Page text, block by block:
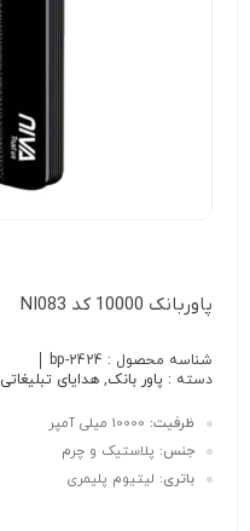
پاوربانک 10000 کد NI083
شناسه محصول : bp-2424
دسته : پاور بانک, هدایای تبلیغاتی
ظرفیت:
جنس: پلاستیک و چرم
باتری: لیتیوم پلیمری